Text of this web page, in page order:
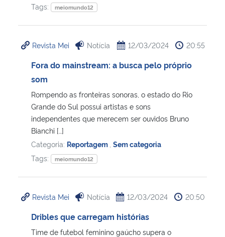
Tags:
meiomundo12
Revista Mei Notícia 12/03/2024 20:55
Fora do mainstream: a busca pelo próprio
som
Rompendo as fronteiras sonoras, o estado do Rio
Grande do Sul possui artistas e sons
independentes que merecem ser ouvidos Bruno
Bianchi […]
Categoria: Reportagem Sem categoria
Tags:
meiomundo12
Revista Mei Notícia 12/03/2024 20:50
Dribles que carregam histórias
Time de futebol feminino gaúcho supera o